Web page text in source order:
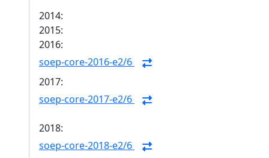
2014:
2015:
2016:
soep-core-2016-e2/6
2017:
soep-core-2017-e2/6
2018:
soep-core-2018-e2/6